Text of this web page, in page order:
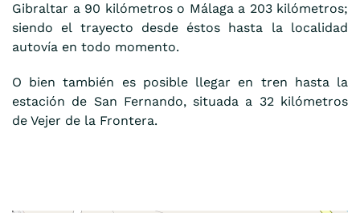
Gibraltar a 90 kilómetros o Málaga a 203 kilómetros;
siendo el trayecto desde éstos hasta la localidad
autovía en todo momento.
O bien también es posible llegar en tren hasta la
estación de San Fernando, situada a 32 kilómetros
de Vejer de la Frontera.